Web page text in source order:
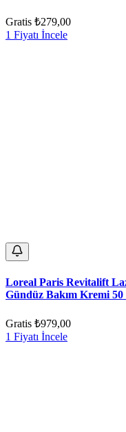
Gratis ₺279,00
1 Fiyatı İncele
Loreal Paris Revitalift
Gündüz Bakım Kremi 50
Gratis ₺979,00
1 Fiyatı İncele